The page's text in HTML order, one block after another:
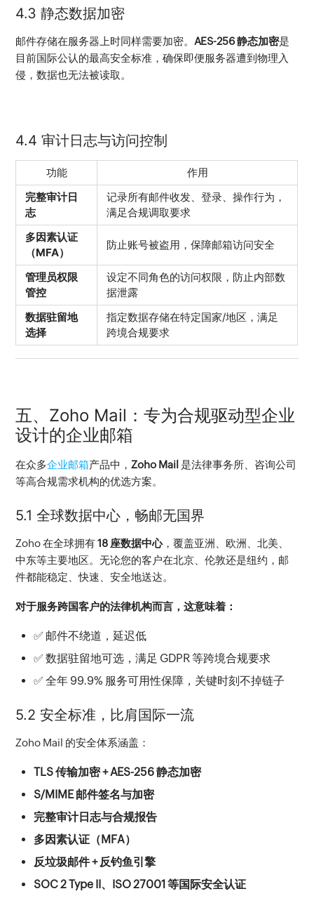
4.3 静态数据加密
邮件存储在服务器上时同样需要加密。 AES-256 静态加密是
目前国际公认的最高安全标准，确保即便服务器遭到物理入
侵，数据也无法被读取。
4.4 审计日志与访问控制
功能
作用
完整审计日
志
记录所有邮件收发、登录、操作行为，
满足合规调取要求
多因素认证
（MFA）
防止账号被盗用，保障邮箱访问安全
管理员权限
管控
设定不同角色的访问权限，防止内部数
据泄露
数据驻留地
选择
指定数据存储在特定国家/地区，满足
跨境合规要求
五、Zoho Mail：专为合规驱动型企业
设计的企业邮箱
在众多企业邮箱产品中，Zoho Mail 是法律事务所、咨询公司
等高合规需求机构的优选方案。
5.1 全球数据中心，畅邮无国界
Zoho 在全球拥有 18 座数据中心，覆盖亚洲、欧洲、北美、
中东等主要地区。无论您的客户在北京、伦敦还是纽约，邮
件都能稳定、快速、安全地送达。
对于服务跨国客户的法律机构而言，这意味着：
✅ 邮件不绕道，延迟低
✅ 数据驻留地可选，满足 GDPR 等跨境合规要求
✅ 全年 99.9% 服务可用性保障，关键时刻不掉链子
5.2 安全标准，比肩国际一流
Zoho Mail 的安全体系涵盖：
TLS 传输加密 + AES-256 静态加密
S/MIME 邮件签名与加密
完整审计日志与合规报告
多因素认证（MFA）
反垃圾邮件 + 反钓鱼引擎
SOC 2 Type II、ISO 27001 等国际安全认证